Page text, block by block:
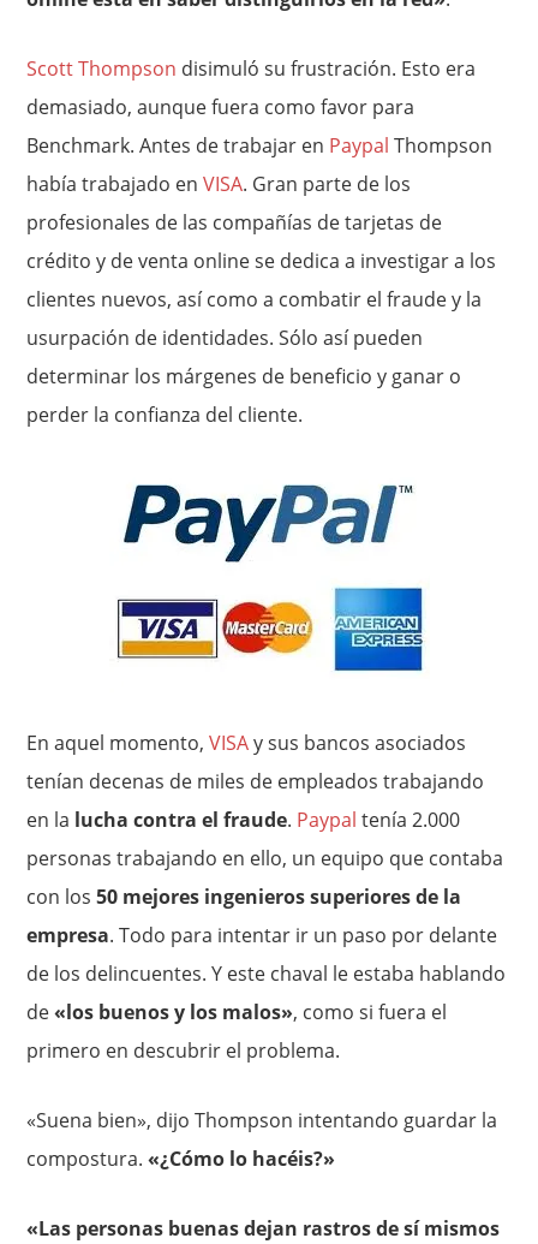
Scott Thompson disimuló su frustración. Esto era
demasiado, aunque fuera como favor para
Benchmark. Antes de trabajar en Paypal Thompson
había trabajado enVISA. Gran parte de los
profesionales de las compañías de tarjetas de
crédito y de venta online se dedica a investigar a los
clientes nuevos, así como a combatir el fraude y la
usurpación de identidades. Sólo así pueden
determinar los márgenes de beneficio y ganar o
perder la confianza del cliente.
En aquel momento,VISAy sus bancos asociados
tenían decenas de miles de empleados trabajando
en la lucha contra el fraude. Paypal tenía 2.000
personas trabajando en ello, un equipo que contaba
con los50 mejores ingenieros superiores de la
empresa. Todo para intentar ir un paso por delante
de los delincuentes. Y este chaval le estaba hablando
de«los buenos y los malos», como si fuera el
primero en descubrir el problema.
«Suena bien», dijo Thompson intentando guardar la
compostura.«¿Cómo lo hacéis?»
«Las personas buenas dejan rastros de sí mismos